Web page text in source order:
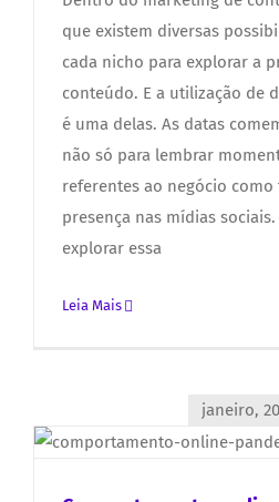
que existem diversas
cada nicho para explorar a
conteúdo. E a utilização de
é uma delas. As datas
não só para lembrar
referentes ao negócio
presença nas mídias
explorar essa
Leia Mais
janeiro,